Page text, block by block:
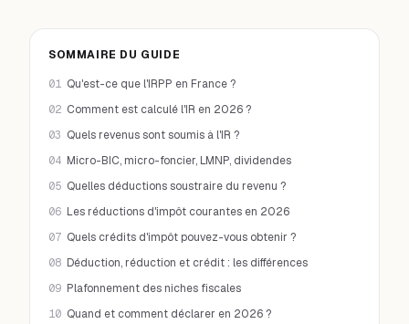
SOMMAIRE DU GUIDE
01 Qu'est-ce que l'IRPP en France ?
02 Comment est calculé l'IR en 2026 ?
03 Quels revenus sont soumis à l'IR ?
04 Micro-BIC, micro-foncier, LMNP, dividendes
05 Quelles déductions soustraire du revenu ?
06 Les réductions d'impôt courantes en 2026
07 Quels crédits d'impôt pouvez-vous obtenir ?
08 Déduction, réduction et crédit : les différences
09 Plafonnement des niches fiscales
10 Quand et comment déclarer en 2026 ?